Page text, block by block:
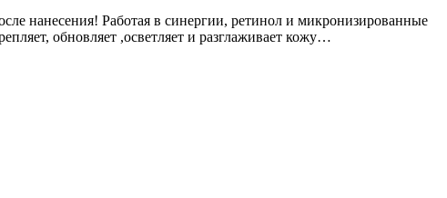
нанесения! Работая в синергии, ретинол и микронизированные
обновляет ,осветляет и разглаживает кожу…